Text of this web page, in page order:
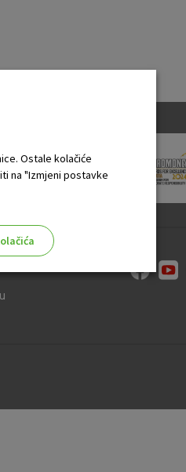
Ostale kolačiće
na "Izmjeni postavke